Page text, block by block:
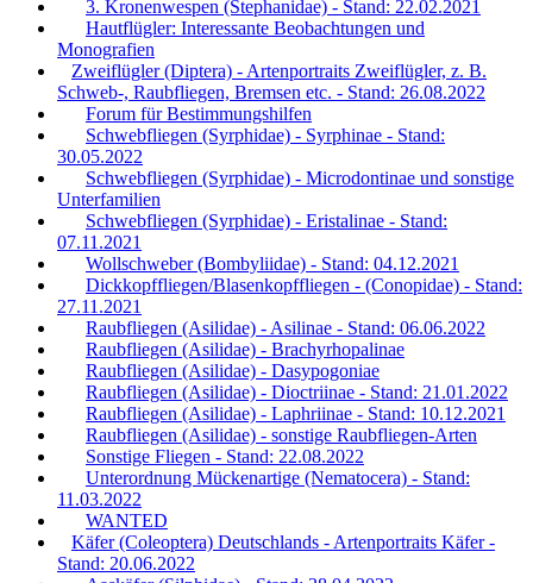
3. Kronenwespen (Stephanidae) - Stand: 22.02.2021
Hautflügler: Interessante Beobachtungen und
Monografien
Zweiflügler (Diptera) - Artenportraits Zweiflügler, z. B.
Schweb-, Raubfliegen, Bremsen etc. - Stand: 26.08.2022
Forum für Bestimmungshilfen
Schwebfliegen (Syrphidae) - Syrphinae - Stand:
30.05.2022
Schwebfliegen (Syrphidae) - Microdontinae und sonstige
Unterfamilien
Schwebfliegen (Syrphidae) - Eristalinae - Stand:
07.11.2021
Wollschweber (Bombyliidae) - Stand: 04.12.2021
Dickkopffliegen/Blasenkopffliegen - (Conopidae) - Stand:
27.11.2021
Raubfliegen (Asilidae) - Asilinae - Stand: 06.06.2022
Raubfliegen (Asilidae) - Brachyrhopalinae
Raubfliegen (Asilidae) - Dasypogoniae
Raubfliegen (Asilidae) - Dioctriinae - Stand: 21.01.2022
Raubfliegen (Asilidae) - Laphriinae - Stand: 10.12.2021
Raubfliegen (Asilidae) - sonstige Raubfliegen-Arten
Sonstige Fliegen - Stand: 22.08.2022
Unterordnung Mückenartige (Nematocera) - Stand:
11.03.2022
WANTED
Käfer (Coleoptera) Deutschlands - Artenportraits Käfer -
Stand: 20.06.2022